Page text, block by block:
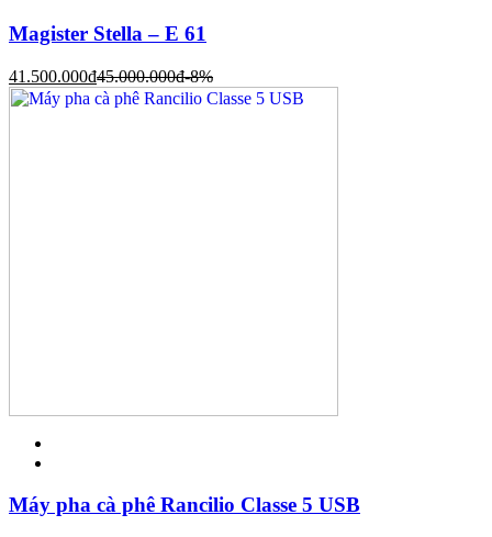
Magister Stella – E 61
41.500.000đ45.000.000đ-8%
Máy pha cà phê Rancilio Classe 5 USB